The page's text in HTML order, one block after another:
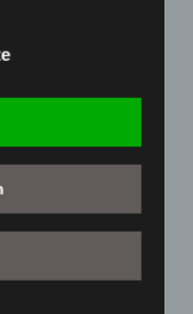
aus einer Hand
werden
oder
Vorgang oder